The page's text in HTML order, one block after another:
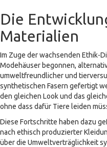
Die
Materialien
Im Zuge der wachsenden Ethik-
Modehäuser begonnen,
umweltfreundlicher und
synthetischen Fasern gefertigt
den gleichen Look und das
ohne dass dafür Tiere leiden
Diese Fortschritte haben dazu
nach ethisch produzierter
über die Umweltverträglichkeit